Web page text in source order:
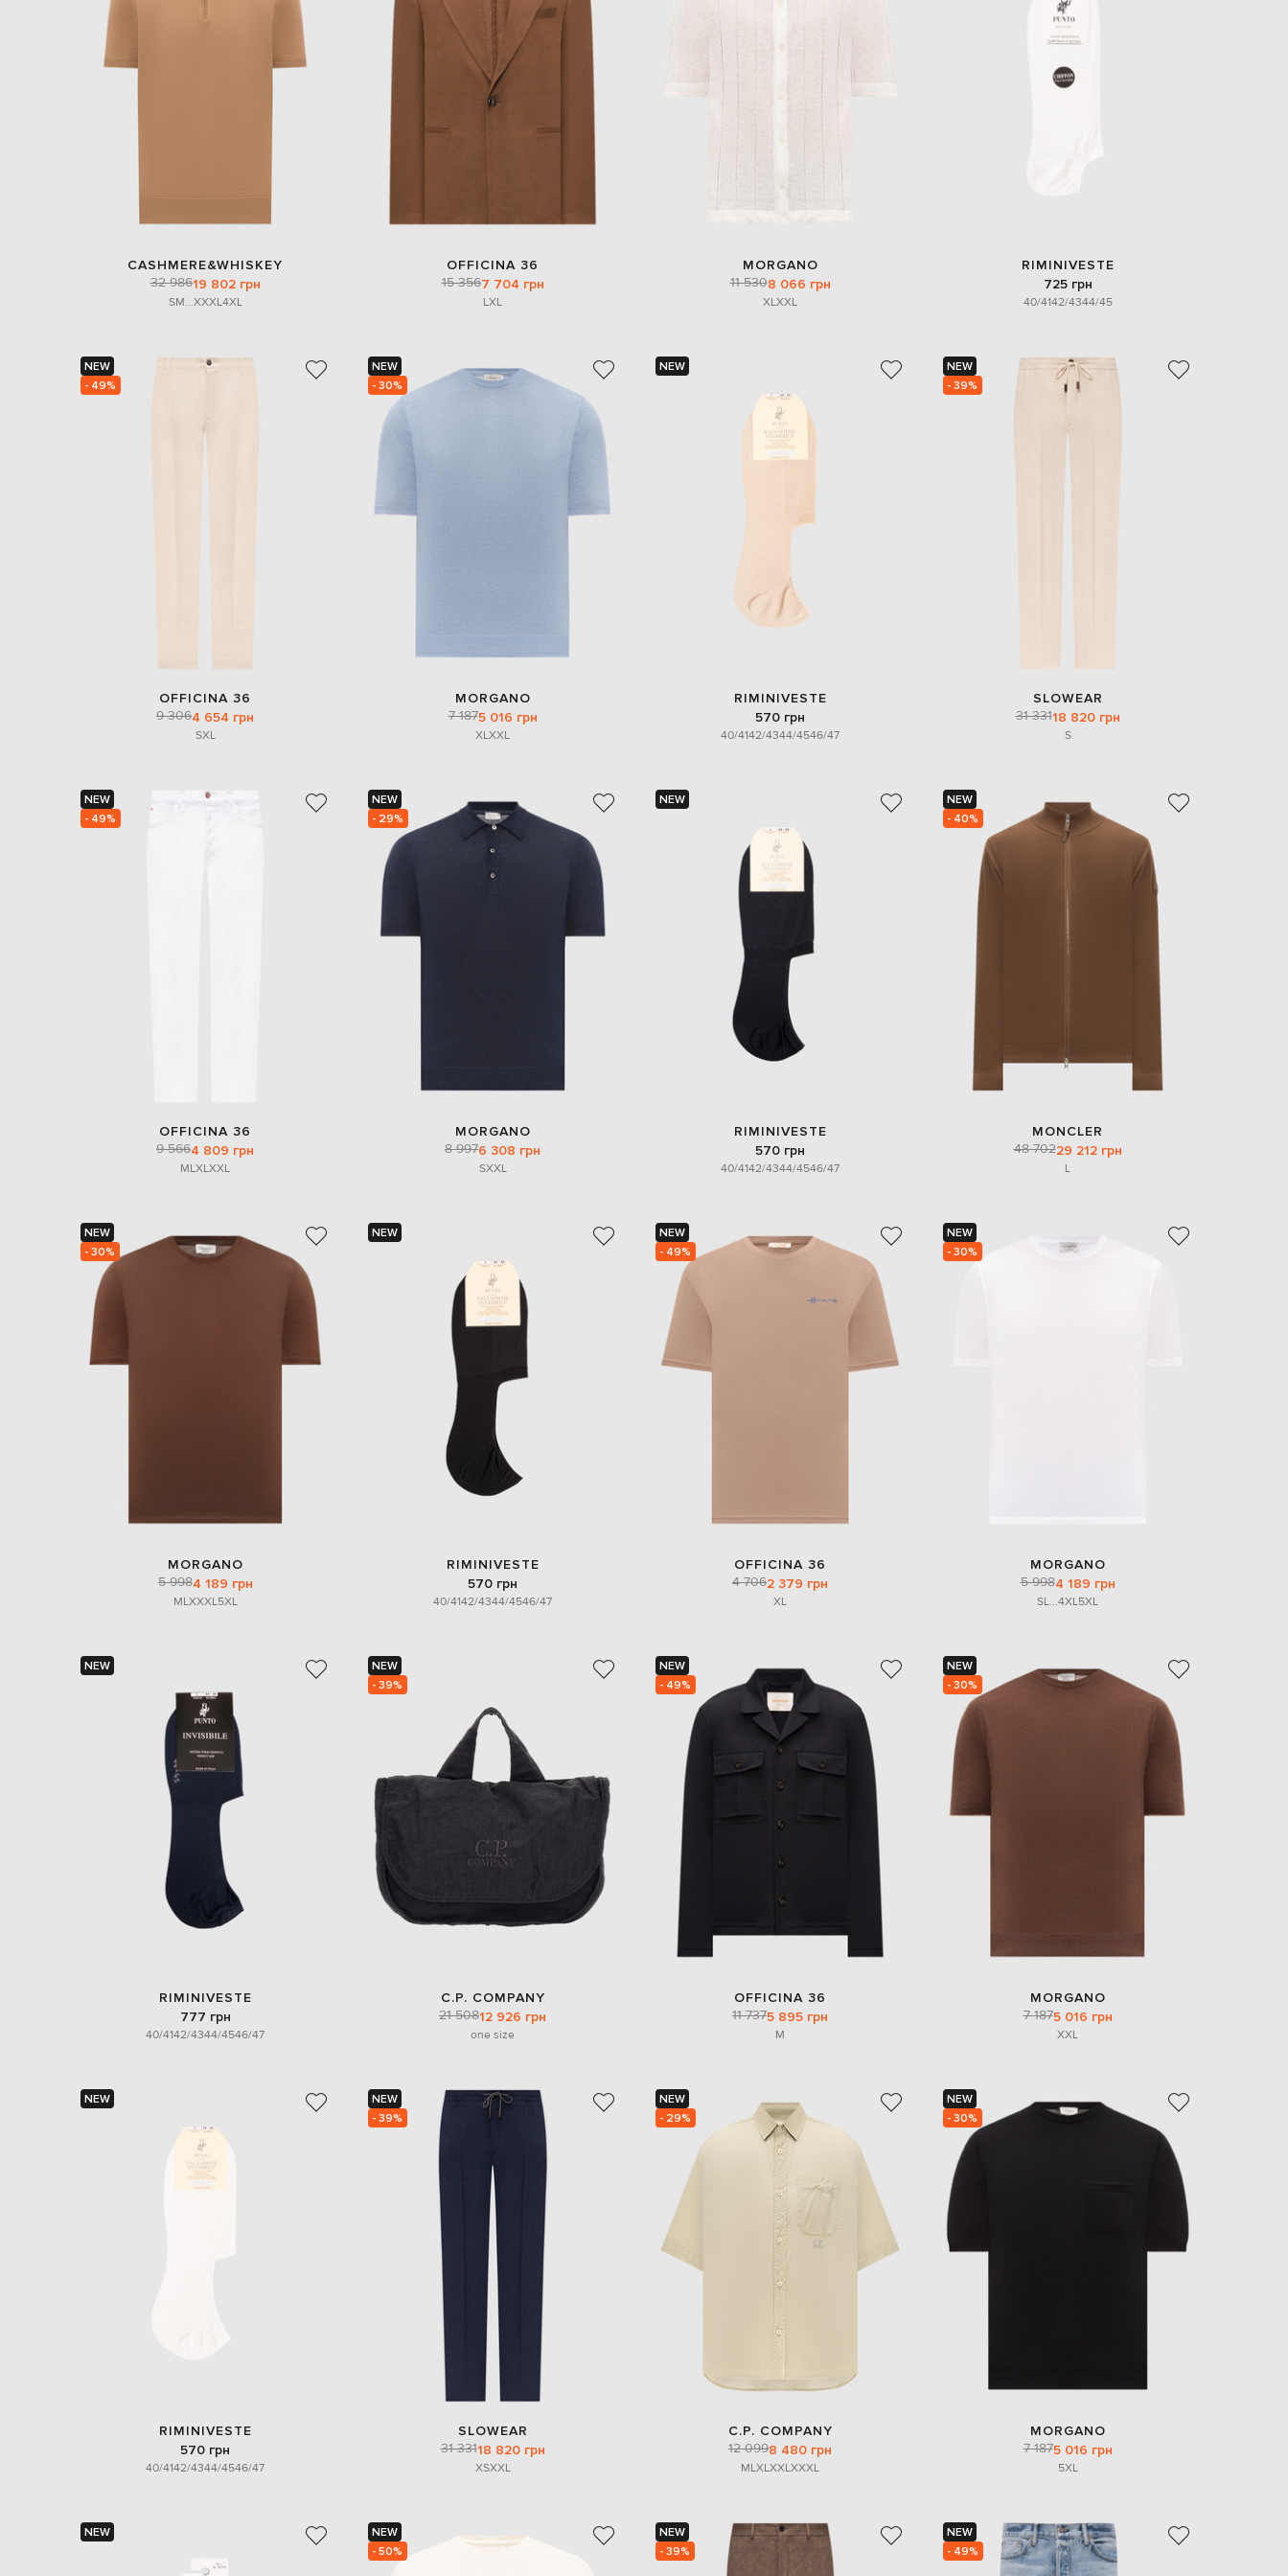
CASHMERE&WHISKEY
32 98619 802 грн
SM...XXXL4XL
OFFICINA 36
15 3567 704 грн
LXL
MORGANO
11 5308 066 грн
XLXXL
RIMINIVESTE
725 грн
40/4142/4344/45
NEW
- 49%
OFFICINA 36
9 3064 654 грн
SXL
NEW
- 30%
MORGANO
7 1875 016 грн
XLXXL
NEW
RIMINIVESTE
570 грн
40/4142/4344/4546/47
NEW
- 39%
SLOWEAR
31 33118 820 грн
S
NEW
- 49%
OFFICINA 36
9 5664 809 грн
MLXLXXL
NEW
- 29%
MORGANO
8 9976 308 грн
SXXL
NEW
RIMINIVESTE
570 грн
40/4142/4344/4546/47
NEW
- 40%
MONCLER
48 70229 212 грн
L
NEW
- 30%
MORGANO
5 9984 189 грн
MLXXXL5XL
NEW
RIMINIVESTE
570 грн
40/4142/4344/4546/47
NEW
- 49%
OFFICINA 36
4 7062 379 грн
XL
NEW
- 30%
MORGANO
5 9984 189 грн
SL...4XL5XL
NEW
RIMINIVESTE
777 грн
40/4142/4344/4546/47
NEW
- 39%
C.P. COMPANY
21 50812 926 грн
one size
NEW
- 49%
OFFICINA 36
11 7375 895 грн
M
NEW
- 30%
MORGANO
7 1875 016 грн
XXL
NEW
RIMINIVESTE
570 грн
40/4142/4344/4546/47
NEW
- 39%
SLOWEAR
31 33118 820 грн
XSXXL
NEW
- 29%
C.P. COMPANY
12 0998 480 грн
MLXLXXLXXXL
NEW
- 30%
MORGANO
7 1875 016 грн
5XL
NEW
NEW
- 50%
NEW
- 39%
NEW
- 49%